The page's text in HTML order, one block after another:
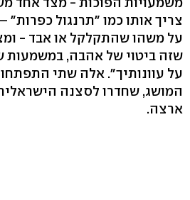
צריך אותו כמו "תרנגול כפרות"
על משהו שהתקלקל או אבד -
שזה ביטוי של אהבה, במשמעות
על עוונותיך". אלה שתי
המושג, שחדרו לסצנה
ארצה.